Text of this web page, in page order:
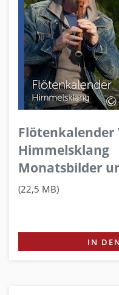
Flötenkalender
Himmelsklang
Monatsbilder
(22,5 MB)
IN